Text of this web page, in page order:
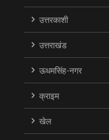
उत्तरकाशी
उत्तराखंड
ऊधमसिंह-नगर
क्राइम
खेल